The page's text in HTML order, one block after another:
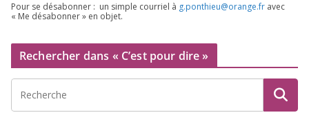
Pour se désa­bon­ner : un simple cour­riel à g.​ponthieu@​orange.​fr avec
« Me désa­bon­ner » en objet.
Rechercher dans « C’est pour dire »